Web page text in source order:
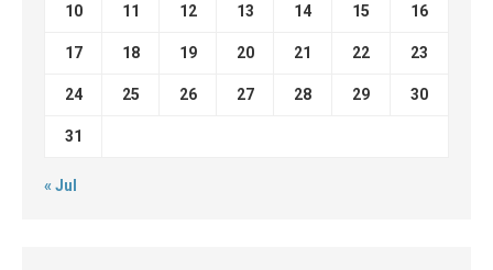
10 11 12 13 14 15 16
17 18 19 20 21 22 23
24 25 26 27 28 29 30
31
« Jul